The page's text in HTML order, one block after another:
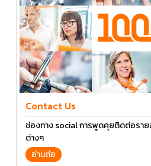
Contact Us
ช่องทาง social การพูดคุยติดต่อรา
ต่างๆ
อ่านต่อ